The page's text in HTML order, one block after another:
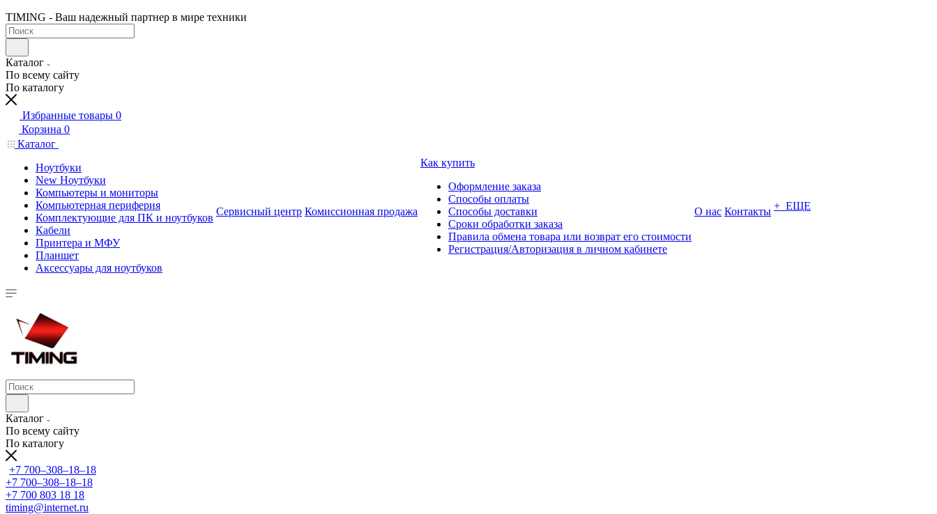
TIMING - Ваш надежный партнер в мире техники
Каталог
По всему сайту
По каталогу
Избранные товары 0
Корзина 0
Каталог
Ноутбуки
New Ноутбуки
Компьютеры и мониторы
Компьютерная периферия
Комплектующие для ПК и ноутбуков
Кабели
Принтера и МФУ
Планшет
Аксессуары для ноутбуков
Сервисный центр Комиссионная продажа
Как купить
Оформление заказа
Способы оплаты
Способы доставки
Сроки обработки заказа
Правила обмена товара или возврат его стоимости
Регистрация/Авторизация в личном кабинете
О нас Контакты + ЕЩЕ
Каталог
По всему сайту
По каталогу
+7 700‒308‒18‒18
+7 700‒308‒18‒18
+7 700 803 18 18
timing@internet.ru